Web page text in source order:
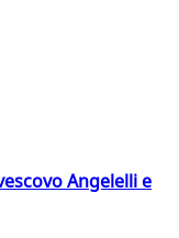
Angelelli e